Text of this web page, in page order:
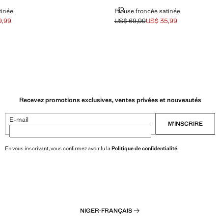
SATINÉE
59,99 ]
]
Blouse froncée satinée
BLOUSE FRONCÉE SATINÉE
Prix initial barré [US$ 69,99 ]
US$ 69,99
Prix actuel [US$ 35,99 ]
US$ 35,99
Recevez promotions exclusives, ventes privées et nouveautés
E-mail M’INSCRIRE
En vous inscrivant, vous confirmez avoir lu la Politique de confidentialité.
NIGER·FRANÇAIS